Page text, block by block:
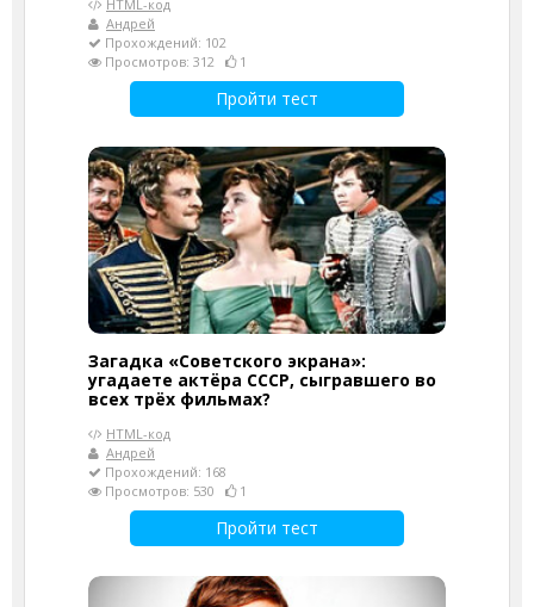
HTML-код
Андрей
Прохождений: 102
Просмотров: 312
1
Пройти тест
Загадка «Советского экрана»:
угадаете актёра СССР, сыгравшего во
всех трёх фильмах?
HTML-код
Андрей
Прохождений: 168
Просмотров: 530
1
Пройти тест